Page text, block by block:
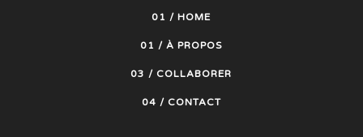
01 / HOME
01 / À PROPOS
03 / COLLABORER
04 / CONTACT